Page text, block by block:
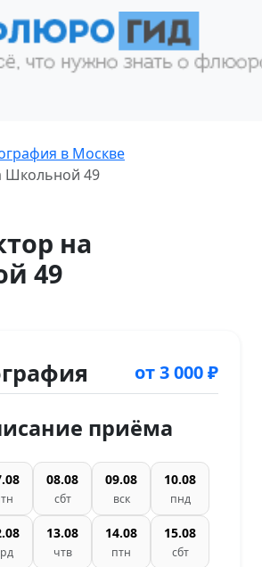
в Москве
Школьной 49
на
49
от 3 000 ₽
приёма
08.08
сбт
09.08
вск
10.08
пнд
13.08
чтв
14.08
птн
15.08
сбт